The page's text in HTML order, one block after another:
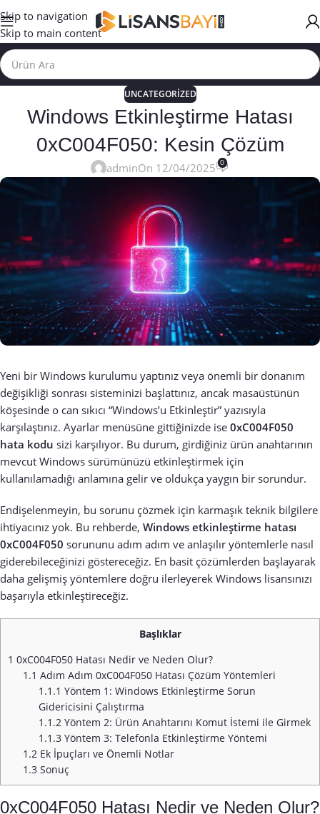
Skip to navigation
Skip to main content
UNCATEGORIZED
Windows Etkinleştirme Hatası
0xC004F050: Kesin Çözüm
adminOn 12/04/2025 0
Yeni bir Windows kurulumu yaptınız veya önemli bir donanım
değişikliği sonrası sisteminizi başlattınız, ancak masaüstünün
köşesinde o can sıkıcı “Windows’u Etkinleştir” yazısıyla
karşılaştınız. Ayarlar menüsüne gittiğinizde ise 0xC004F050
hata kodu sizi karşılıyor. Bu durum, girdiğiniz ürün anahtarının
mevcut Windows sürümünüzü etkinleştirmek için
kullanılamadığı anlamına gelir ve oldukça yaygın bir sorundur.
Endişelenmeyin, bu sorunu çözmek için karmaşık teknik bilgilere
ihtiyacınız yok. Bu rehberde, Windows etkinleştirme hatası
0xC004F050 sorununu adım adım ve anlaşılır yöntemlerle nasıl
giderebileceğinizi göstereceğiz. En basit çözümlerden başlayarak
daha gelişmiş yöntemlere doğru ilerleyerek Windows lisansınızı
başarıyla etkinleştireceğiz.
Başlıklar
1 0xC004F050 Hatası Nedir ve Neden Olur?
1.1 Adım Adım 0xC004F050 Hatası Çözüm Yöntemleri
1.1.1 Yöntem 1: Windows Etkinleştirme Sorun
Gidericisini Çalıştırma
1.1.2Yöntem 2: Ürün Anahtarını Komut İstemi ile Girmek
1.1.3Yöntem 3: Telefonla Etkinleştirme Yöntemi
1.2 Ek İpuçları ve Önemli Notlar
1.3 Sonuç
0xC004F050 Hatası Nedir ve Neden Olur?